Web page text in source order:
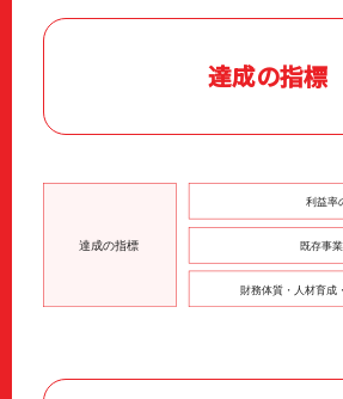
達成の指標